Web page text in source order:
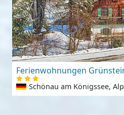
Ferienwohnungen
Schönau am Königssee,